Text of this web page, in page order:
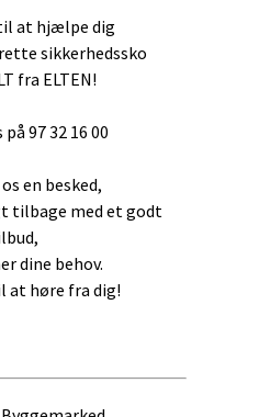
at hjælpe dig
sikkerhedssko
fra ELTEN!
97 32 16 00
en besked,
tilbage med et godt
dine behov.
at høre fra dig!